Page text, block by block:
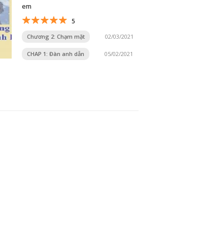
em
5
Chương 2: Chạm mặt 02/03/2021
CHAP 1: Đàn anh dẫn 05/02/2021